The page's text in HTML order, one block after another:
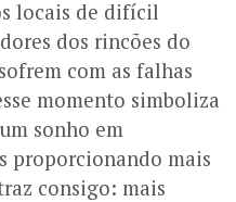
locais de difícil
dos rincões do
com as falhas
momento simboliza
sonho em
proporcionando mais
consigo: mais